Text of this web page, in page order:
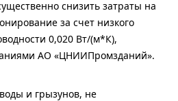
снизить затраты на
за счет низкого
0,020 Вт/(м*К),
АО «ЦНИИПромзданий».
и грызунов, не